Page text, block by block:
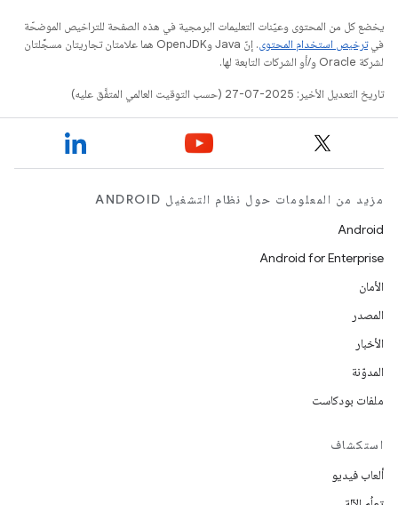
يخضع كل من المحتوى وعيّنات التعليمات البرمجية في هذه الصفحة للتراخيص الموضحّة
فيترخيص استخدام المحتوى
. إنّ Java وOpenJDK هما علامتان تجاريتان مسجَّلتان
لشركة Oracle و/أو الشركات التابعة لها.
تاريخ التعديل الأخير: 2025-07-27 (حسب التوقيت العالمي المتفَّق عليه)
مزيد من المعلومات حول نظام التشغيل ANDROID
Android
Android for Enterprise
الأمان
المصدر
الأخبار
المدوّنة
ملفات بودكاست
استكشاف
ألعاب فيديو